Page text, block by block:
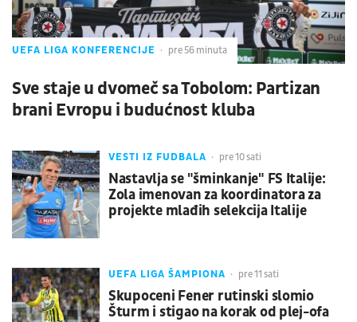
UEFA LIGA KONFERENCIJE pre 56 minuta
Sve staje u dvomeč sa Tobolom: Partizan
brani Evropu i budućnost kluba
VESTI IZ FUDBALA pre 10 sati
Nastavlja se "šminkanje" FS Italije:
Zola imenovan za koordinatora za
projekte mlađih selekcija Italije
UEFA LIGA ŠAMPIONA pre 11 sati
Skupoceni Fener rutinski slomio
Šturm i stigao na korak od plej-ofa